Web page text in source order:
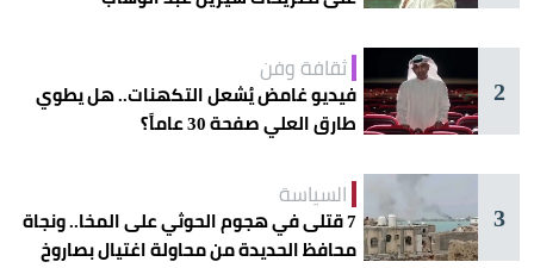
2
ثقافة وفن
فيديو غامض يُشعل التكهنات.. هل يطوي
طارق العلي صفحة 30 عاماً؟
3
السياسة
7 قتلى في هجوم الحوثي على المخا.. ونجاة
محافظ الحديدة من محاولة اغتيال بصاروخ